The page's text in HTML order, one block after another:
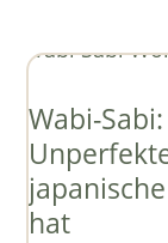
Wabi-
hat